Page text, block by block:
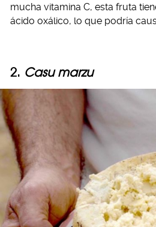
mucha vitamina C, esta fruta
ácido oxálico, lo que podría
2. Casu marzu